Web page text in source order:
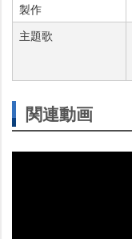
製作
主題歌
関連動画